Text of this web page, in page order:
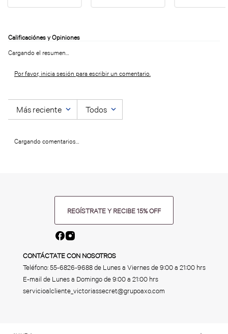
Cargando el resumen…
Por favor, inicia sesión para escribir un comentario.
Más reciente Todos
Cargando comentarios…
REGÍSTRATE Y RECIBE 15% OFF
CONTÁCTATE CON NOSOTROS
Teléfono:55-6826-9688de Lunes a Viernes de 9:00 a 21:00 hrs
E-mail de Lunes a Domingo de 9:00 a 21:00 hrs
servicioalcliente_victoriassecret@grupoaxo.com